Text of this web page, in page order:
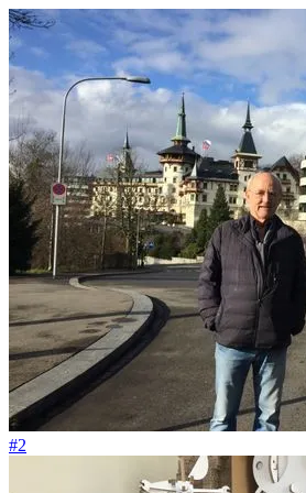
#19
Und am allermeisten faszinierte mich der
#2